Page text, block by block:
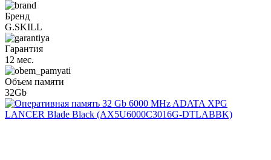
Бренд
G.SKILL
Гарантия
12 мес.
Объем памяти
32Gb